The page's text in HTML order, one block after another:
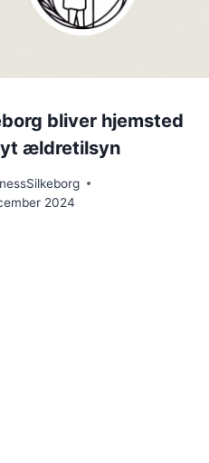
bliver hjemsted
ældretilsyn
2024